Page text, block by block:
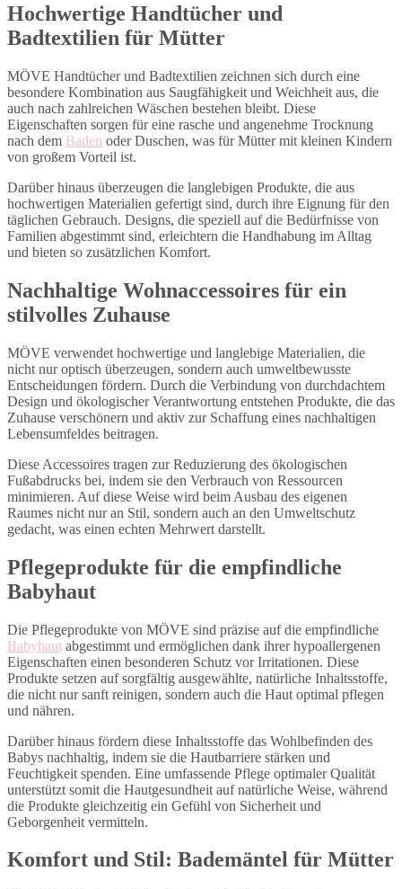
Hochwertige Handtücher und
Badtextilien für Mütter
MÖVE Handtücher und Badtextilien zeichnen sich durch eine
besondere Kombination aus Saugfähigkeit und Weichheit aus, die
auch nach zahlreichen Wäschen bestehen bleibt. Diese
Eigenschaften sorgen für eine rasche und angenehme Trocknung
nach dem Baden oder Duschen, was für Mütter mit kleinen Kindern
von großem Vorteil ist.
Darüber hinaus überzeugen die langlebigen Produkte, die aus
hochwertigen Materialien gefertigt sind, durch ihre Eignung für den
täglichen Gebrauch. Designs, die speziell auf die Bedürfnisse von
Familien abgestimmt sind, erleichtern die Handhabung im Alltag
und bieten so zusätzlichen Komfort.
Nachhaltige Wohnaccessoires für ein
stilvolles Zuhause
MÖVE verwendet hochwertige und langlebige Materialien, die
nicht nur optisch überzeugen, sondern auch umweltbewusste
Entscheidungen fördern. Durch die Verbindung von durchdachtem
Design und ökologischer Verantwortung entstehen Produkte, die das
Zuhause verschönern und aktiv zur Schaffung eines nachhaltigen
Lebensumfeldes beitragen.
Diese Accessoires tragen zur Reduzierung des ökologischen
Fußabdrucks bei, indem sie den Verbrauch von Ressourcen
minimieren. Auf diese Weise wird beim Ausbau des eigenen
Raumes nicht nur an Stil, sondern auch an den Umweltschutz
gedacht, was einen echten Mehrwert darstellt.
Pflegeprodukte für die empfindliche
Babyhaut
Die Pflegeprodukte von MÖVE sind präzise auf die empfindliche
Babyhaut abgestimmt und ermöglichen dank ihrer hypoallergenen
Eigenschaften einen besonderen Schutz vor Irritationen. Diese
Produkte setzen auf sorgfältig ausgewählte, natürliche Inhaltsstoffe,
die nicht nur sanft reinigen, sondern auch die Haut optimal pflegen
und nähren.
Darüber hinaus fördern diese Inhaltsstoffe das Wohlbefinden des
Babys nachhaltig, indem sie die Hautbarriere stärken und
Feuchtigkeit spenden. Eine umfassende Pflege optimaler Qualität
unterstützt somit die Hautgesundheit auf natürliche Weise, während
die Produkte gleichzeitig ein Gefühl von Sicherheit und
Geborgenheit vermitteln.
Komfort und Stil: Bademäntel für Mütter